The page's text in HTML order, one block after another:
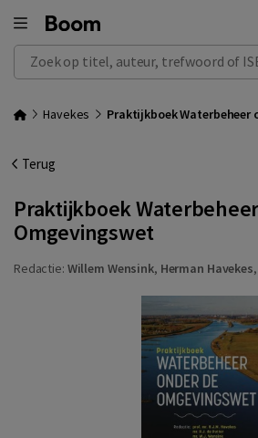
Zoek op titel, auteur, trefwoord of ISBN
Havekes Praktijkboek Waterbeheer
Terug
Praktijkboek
Omgevingswet
Redactie: Willem Wensink, Herman Havekes,